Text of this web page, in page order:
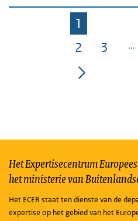
Pagina
1
Pagina
2 Pagina
3
Het Expertisecentrum
het ministerie van
Het ECER staat ten dienste van de
expertise op het gebied van het